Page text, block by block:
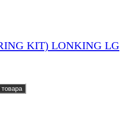
KIT) LONKING LG